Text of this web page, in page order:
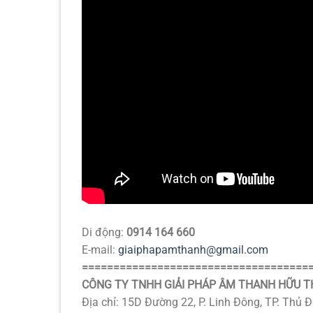
Di động: 0914 164 660
E-mail: giaiphapamthanh@gmail.com
CÔNG TY TNHH GIẢI PHÁP ÂM THANH HỮU
Địa chỉ: 15D Đường 22, P. Linh Đông, TP. Thủ